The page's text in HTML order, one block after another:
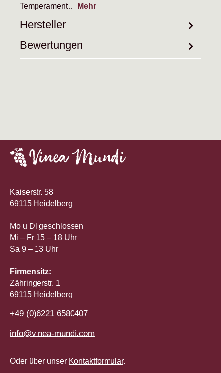
Temperament… Mehr
Hersteller
Bewertungen
Kaiserstr. 58
69115 Heidelberg
Mo u Di geschlossen
Mi – Fr 15 – 18 Uhr
Sa 9 – 13 Uhr
Firmensitz:
Zähringerstr. 1
69115 Heidelberg
+49 (0)6221 6580407
info@vinea-mundi.com
Oder über unser Kontaktformular.